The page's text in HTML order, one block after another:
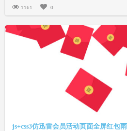
能让你的幻灯片或相册更加的上档次。
1161 0
js+css3仿迅雷会员活动页面全屏红包